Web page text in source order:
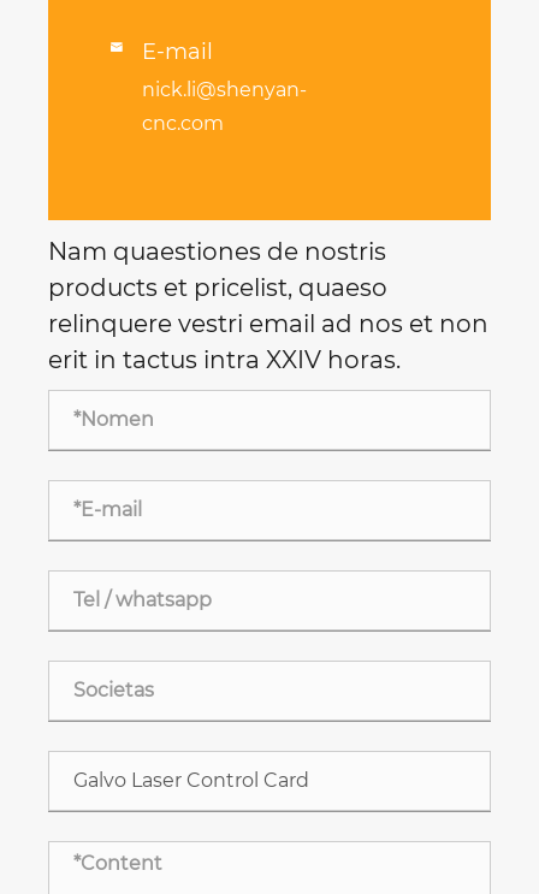
 E-mail
nick.li@shenyan-
cnc.com
Nam quaestiones de nostris
products et pricelist, quaeso
relinquere vestri email ad nos et non
erit in tactus intra XXIV horas.